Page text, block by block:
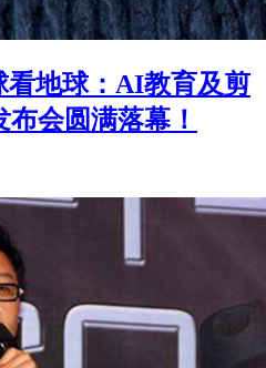
看地球：AI教育及剪
会圆满落幕！